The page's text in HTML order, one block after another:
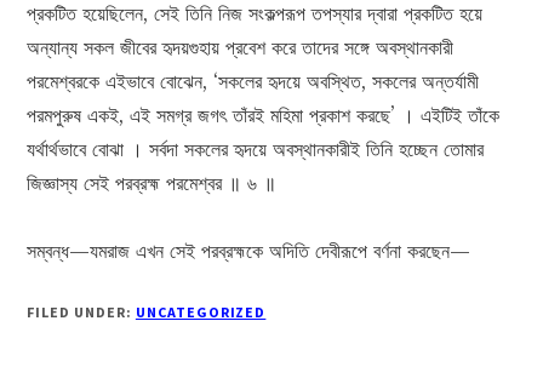
প্রকটিত হয়েছিলেন, সেই তিনি নিজ সংকল্পরূপ তপস্যার দ্বারা প্রকটিত হয়ে
অন্যান্য সকল জীবের হৃদয়গুহায় প্রবেশ করে তাদের সঙ্গে অবস্থানকারী
পরমেশ্বরকে এইভাবে বোঝেন, ‘সকলের হৃদয়ে অবস্থিত, সকলের অন্তর্যামী
পরমপুরুষ একই, এই সমগ্র জগৎ তাঁরই মহিমা প্রকাশ করছে’ । এইটিই তাঁকে
যর্থার্থভাবে বোঝা । সর্বদা সকলের হৃদয়ে অবস্থানকারীই তিনি হচ্ছেন তোমার
জিজ্ঞাস্য সেই পরব্রহ্ম পরমেশ্বর ॥ ৬ ॥
সম্বন্ধ—যমরাজ এখন সেই পরব্রহ্মকে অদিতি দেবীরূপে বর্ণনা করছেন—
FILED UNDER: UNCATEGORIZED